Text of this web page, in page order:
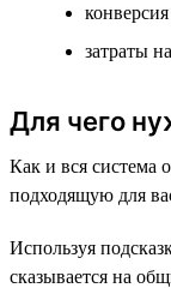
затраты
Для чего
Как и вся система
подходящую для
Используя
сказывается на